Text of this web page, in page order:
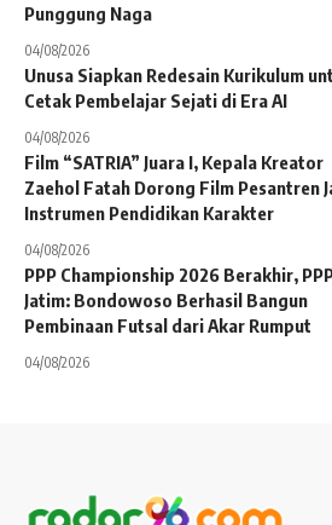
Punggung Naga
04/08/2026
Unusa Siapkan Redesain Kurikulum
Cetak Pembelajar Sejati di Era AI
04/08/2026
Film “SATRIA” Juara I, Kepala Kreator
Zaehol Fatah Dorong Film Pesantren
Instrumen Pendidikan Karakter
04/08/2026
PPP Championship 2026 Berakhir,
Jatim: Bondowoso Berhasil Bangun
Pembinaan Futsal dari Akar Rumput
04/08/2026